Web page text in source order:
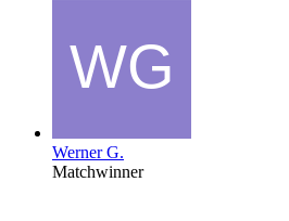
Werner G.
Matchwinner